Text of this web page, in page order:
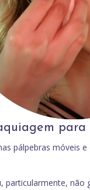
para
pálpebras móveis
particularmente,